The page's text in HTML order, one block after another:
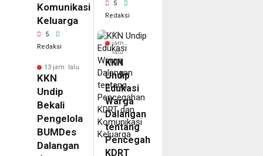
Komunikasi
Keluarga
5
Redaksi
13 jam lalu
KKN
Undip
Bekali
Pengelola
BUMDes
Dalangan
5
Redaksi
13
jam
lalu
KKN
Undip
Edukasi
Warga
Dalangan
tentang
Pencegahan
KDRT